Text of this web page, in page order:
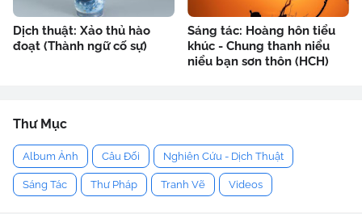
Dịch thuật: Xảo thủ hào
đoạt (Thành ngữ cố sự)
Sáng tác: Hoàng hôn tiểu
khúc - Chung thanh niểu
niểu bạn sơn thôn (HCH)
Thư Mục
Album Ảnh Câu Đối Nghiên Cứu - Dịch Thuật
Sáng Tác Thư Pháp Tranh Vẽ Videos